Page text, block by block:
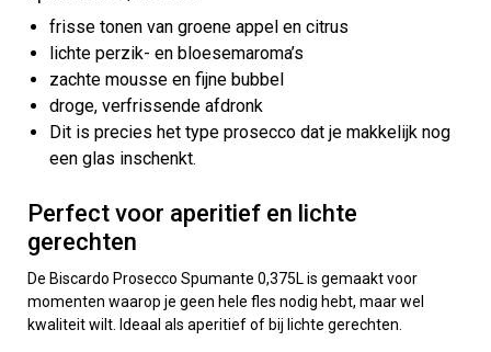
frisse tonen van groene appel en citrus
lichte perzik- en bloesemaroma’s
zachte mousse en fijne bubbel
droge, verfrissende afdronk
Dit is precies het type prosecco dat je makkelijk nog
een glas inschenkt.
Perfect voor aperitief en lichte
gerechten
De Biscardo Prosecco Spumante 0,375L is gemaakt voor
momenten waarop je geen hele fles nodig hebt, maar wel
kwaliteit wilt. Ideaal als aperitief of bij lichte gerechten.